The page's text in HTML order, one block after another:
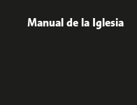
Manual de la Iglesia